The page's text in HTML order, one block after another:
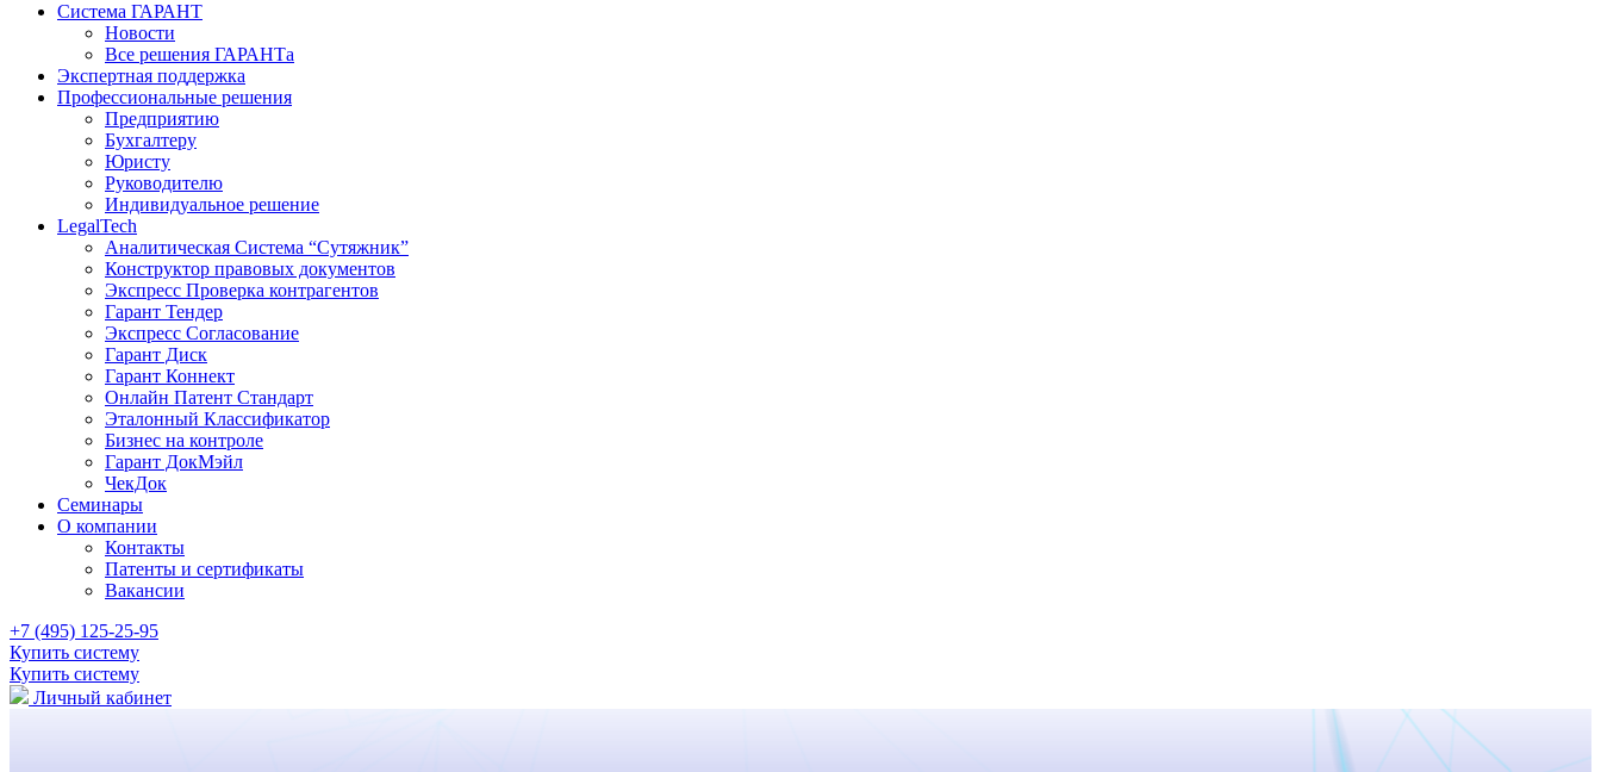
Система ГАРАНТ
Новости
Все решения ГАРАНТа
Экспертная поддержка
Профессиональные решения
Предприятию
Бухгалтеру
Юристу
Руководителю
Индивидуальное решение
LegalTech
Аналитическая Система “Сутяжник”
Конструктор правовых документов
Экспресс Проверка контрагентов
Гарант Тендер
Экспресс Согласование
Гарант Диск
Гарант Коннект
Онлайн Патент Стандарт
Эталонный Классификатор
Бизнес на контроле
Гарант ДокМэйл
ЧекДок
Семинары
О компании
Контакты
Патенты и сертификаты
Вакансии
+7 (495) 125-25-95
Купить систему
Купить систему
Личный кабинет